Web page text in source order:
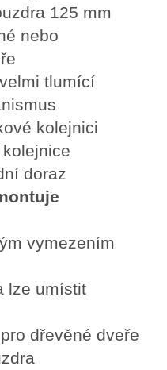
125 mm
nebo
tlumící
kolejnici
doraz
vymezením
lze umístit
dřevěné dveře